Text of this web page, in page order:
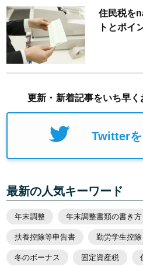
住民税を
トとポイ
更新・新着記事をいち早く
Twitterを
最新の人気キーワード
年末調整 年末調整書類の書き方
扶養控除等申告書 勤労学生控除
冬のボーナス 固定資産税